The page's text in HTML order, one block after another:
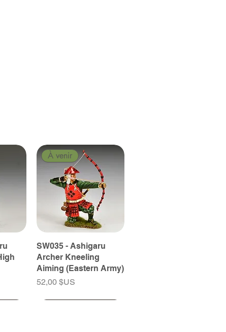
À venir
SW035 - Ashigaru
Archer Kneeling
Aiming (Eastern Army)
Prix
52,00 $US